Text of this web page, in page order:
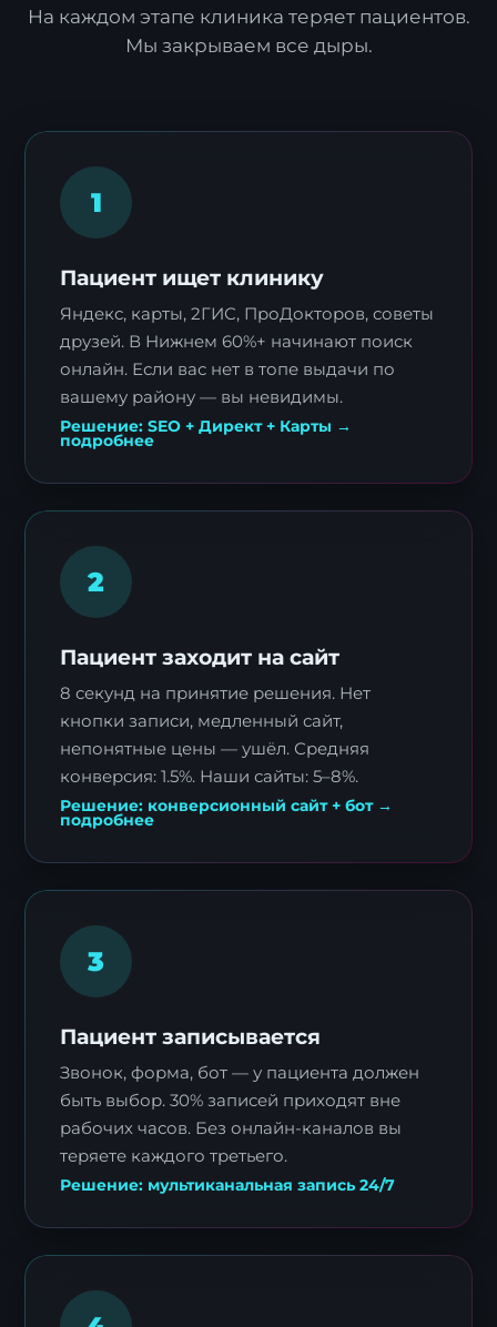
На каждом этапе клиника теряет пациентов.
Мы закрываем все дыры.
1
Пациент ищет клинику
Яндекс, карты, 2ГИС, ПроДокторов, советы
друзей. В Нижнем 60%+ начинают поиск
онлайн. Если вас нет в топе выдачи по
вашему району — вы невидимы.
Решение: SEO + Директ + Карты →
подробнее
2
Пациент заходит на сайт
8 секунд на принятие решения. Нет
кнопки записи, медленный сайт,
непонятные цены — ушёл. Средняя
конверсия: 1.5%. Наши сайты: 5–8%.
Решение: конверсионный сайт + бот →
подробнее
3
Пациент записывается
Звонок, форма, бот — у пациента должен
быть выбор. 30% записей приходят вне
рабочих часов. Без онлайн-каналов вы
теряете каждого третьего.
Решение: мультиканальная запись 24/7